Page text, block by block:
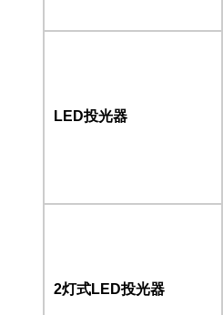
LED投光器
2灯式LED投光器